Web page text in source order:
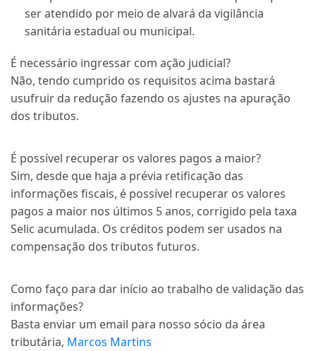
ser atendido por meio de alvará da vigilância
sanitária estadual ou municipal.
É necessário ingressar com ação judicial?
Não, tendo cumprido os requisitos acima bastará
usufruir da redução fazendo os ajustes na apuração
dos tributos.
É possível recuperar os valores pagos a maior?
Sim, desde que haja a prévia retificação das
informações fiscais, é possível recuperar os valores
pagos a maior nos últimos 5 anos, corrigido pela taxa
Selic acumulada. Os créditos podem ser usados na
compensação dos tributos futuros.
Como faço para dar início ao trabalho de validação das
informações?
Basta enviar um email para nosso sócio da área
tributária, Marcos Martins